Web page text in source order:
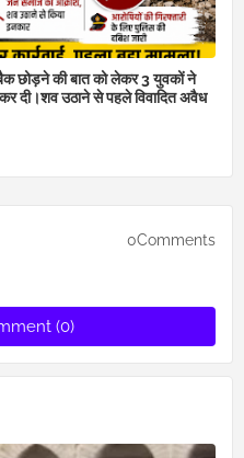
छोड़ने की बात को लेकर 3 युवकों ने
दी।शव उठाने से पहले विवादित अवैध
0Comments
(0)